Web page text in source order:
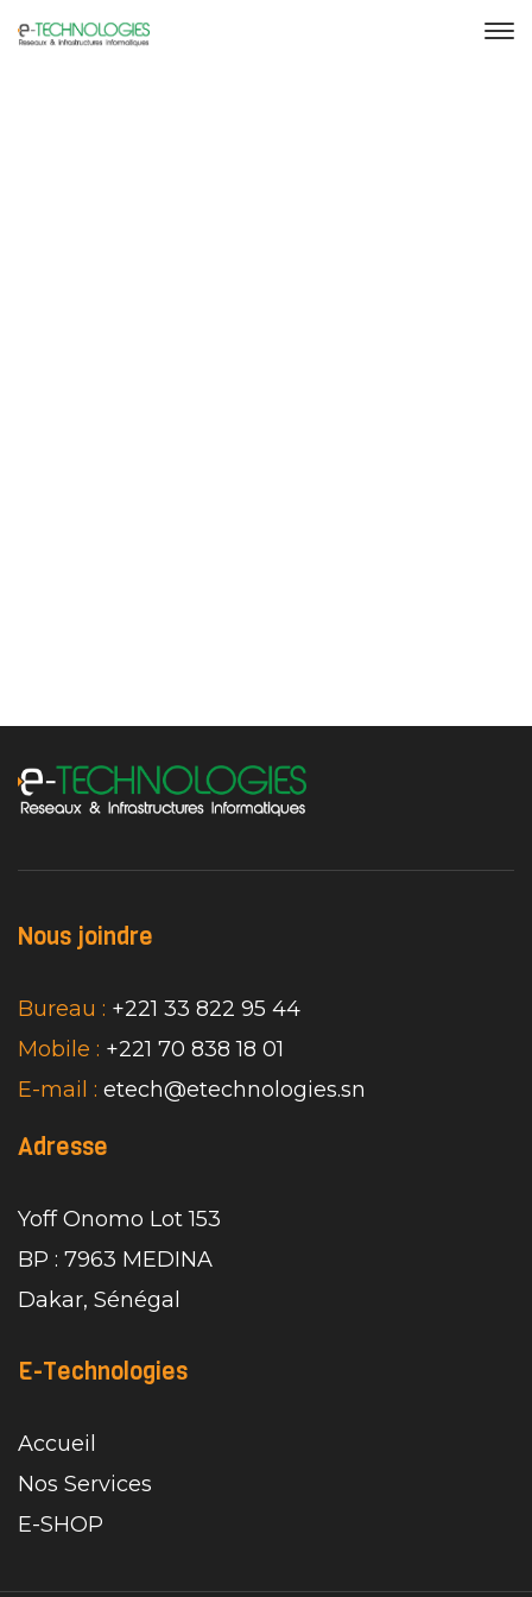
Nous joindre
Bureau : +221 33 822 95 44
Mobile : +221 70 838 18 01
E-mail : etech@etechnologies.sn
Adresse
Yoff Onomo Lot 153
BP : 7963 MEDINA
Dakar, Sénégal
E-Technologies
Accueil
Nos Services
E-SHOP